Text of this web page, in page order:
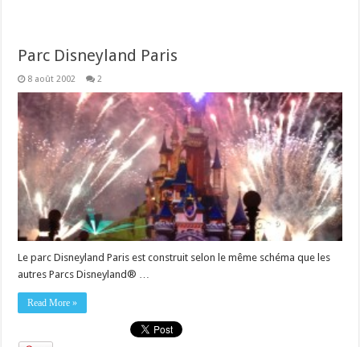
Parc Disneyland Paris
8 août 2002 2
Le parc Disneyland Paris est construit selon le même schéma que les
autres Parcs Disneyland® …
Read More »